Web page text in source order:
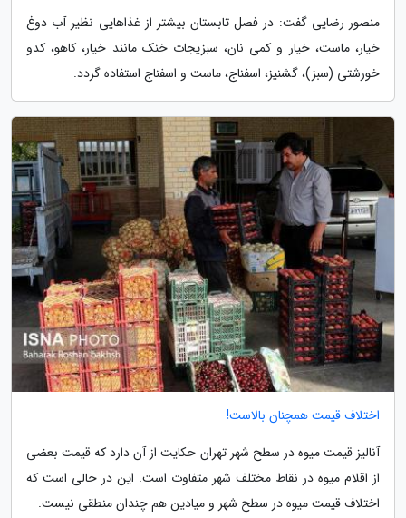
منصور رضایی گفت: در فصل تابستان بیشتر از غذاهایی نظیر آب دوغ
خیار، ماست، خیار و کمی نان، سبزیجات خنک مانند خیار، کاهو، کدو
خورشتی (سبز)، گشنیز، اسفناج، ماست و اسفناج استفاده گردد.
اختلاف قیمت همچنان بالاست!
آنالیز قیمت میوه در سطح شهر تهران حکایت از آن دارد که قیمت بعضی
از اقلام میوه در نقاط مختلف شهر متفاوت است. این در حالی است که
اختلاف قیمت میوه در سطح شهر و میادین هم چندان منطقی نیست.